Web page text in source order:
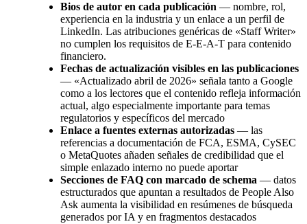
Bios de autor en cada publicación — nombre, rol,
experiencia en la industria y un enlace a un perfil de
LinkedIn. Las atribuciones genéricas de «Staff Writer»
no cumplen los requisitos de E-E-A-T para contenido
financiero.
Fechas de actualización visibles en las publicaciones
— «Actualizado abril de 2026» señala tanto a Google
como a los lectores que el contenido refleja información
actual, algo especialmente importante para temas
regulatorios y específicos del mercado
Enlace a fuentes externas autorizadas — las
referencias a documentación de FCA, ESMA, CySEC
o MetaQuotes añaden señales de credibilidad que el
simple enlazado interno no puede aportar
Secciones de FAQ con marcado de schema — datos
estructurados que apuntan a resultados de People Also
Ask aumenta la visibilidad en resúmenes de búsqueda
generados por IA y en fragmentos destacados